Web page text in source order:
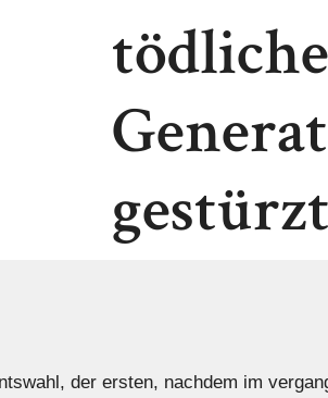
der ersten, nachdem im